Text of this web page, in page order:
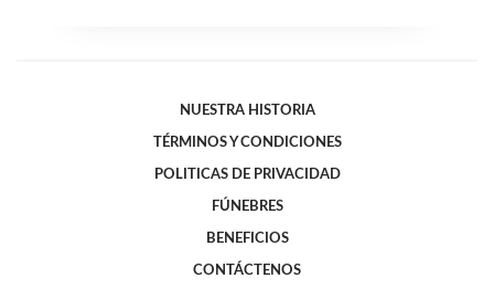
NUESTRA HISTORIA
TÉRMINOS Y CONDICIONES
POLITICAS DE PRIVACIDAD
FÚNEBRES
BENEFICIOS
CONTÁCTENOS